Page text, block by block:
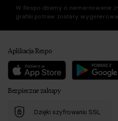
W Respo dbamy o niemarnowanie
grafiki potraw zostały
Aplikacja Respo
Bezpieczne zakupy
Dzięki szyfrowaniu SSL